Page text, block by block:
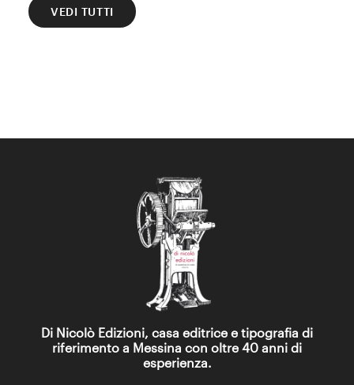
VEDI TUTTI
Di Nicolò Edizioni, casa editrice e tipografia di
riferimento a Messina con oltre 40 anni di
esperienza.